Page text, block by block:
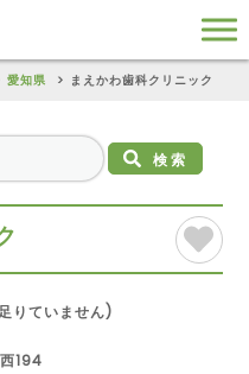
愛知県 まえかわ歯科クリニック
検索
りていません)
194